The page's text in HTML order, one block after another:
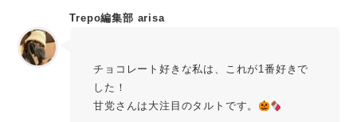
Trepo編集部 arisa
チョコレート好きな私は、これが1番好きで
した！
甘党さんは大注目のタルトです。